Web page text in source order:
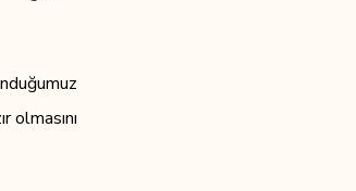
olmasını